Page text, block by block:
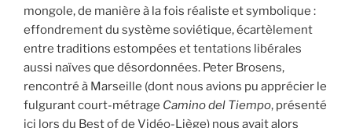
mongole, de manière à la fois réaliste et symbolique :
effondrement du système soviétique, écartèlement
entre traditions estompées et tentations libérales
aussi naïves que désordonnées. Peter Brosens,
rencontré à Marseille (dont nous avions pu apprécier le
fulgurant court-métrage Camino del Tiempo, présenté
ici lors du Best of de Vidéo-Liège) nous avait alors